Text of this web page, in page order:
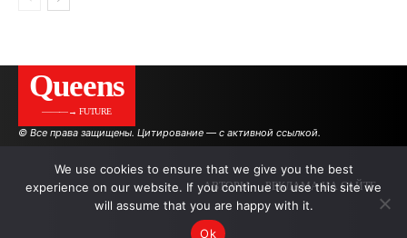
Queens
———→ FUTURE
© Все права защищены. Цитирование — с активной ссылкой.
АВТОРЫ РЕКЛАМА НА САЙТЕ
We use cookies to ensure that we give you the best
experience on our website. If you continue to use this site we
will assume that you are happy with it.
Ok